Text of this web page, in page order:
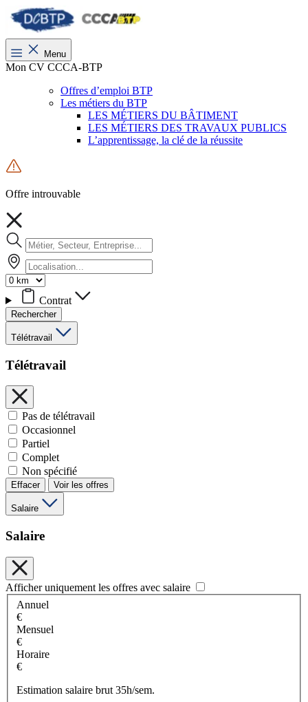
Menu
Mon CV CCCA-BTP
Offres d’emploi BTP
Les métiers du BTP
LES MÉTIERS DU BÂTIMENT
LES MÉTIERS DES TRAVAUX PUBLICS
L’apprentissage, la clé de la réussite
Offre introuvable
Contrat
Rechercher
Télétravail
Télétravail
Pas de télétravail
Occasionnel
Partiel
Complet
Non spécifié
Effacer Voir les offres
Salaire
Salaire
Afficher uniquement les offres avec salaire
Annuel
€
Mensuel
€
Horaire
€
Estimation salaire brut 35h/sem.